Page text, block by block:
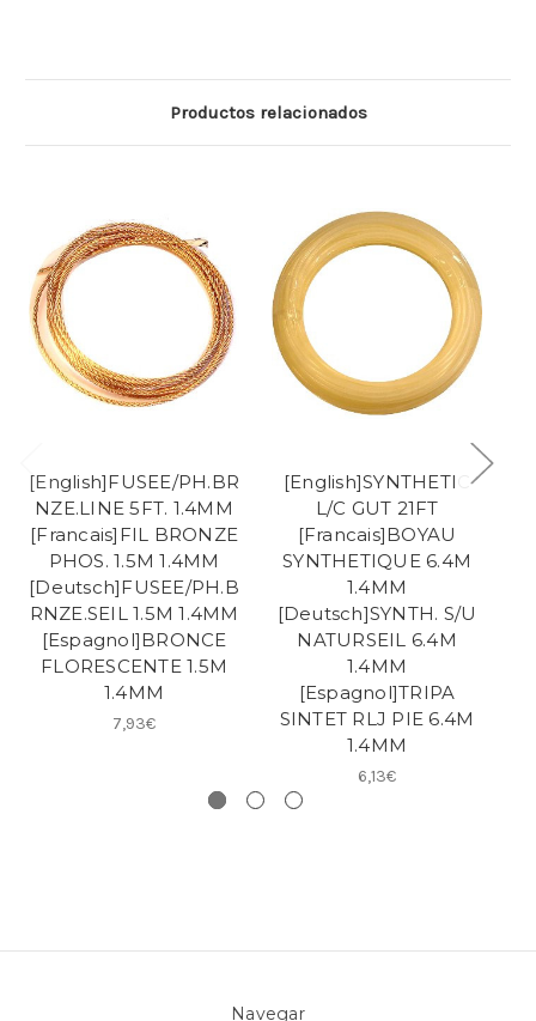
Productos relacionados
[English]FUSEE/PH.BR
NZE.LINE 5FT. 1.4MM
[Francais]FIL BRONZE
PHOS. 1.5M 1.4MM
[Deutsch]FUSEE/PH.B
RNZE.SEIL 1.5M 1.4MM
[Espagnol]BRONCE
FLORESCENTE 1.5M
1.4MM
7,93€
[English]SYNTHETIC
L/C GUT 21FT
[Francais]BOYAU
SYNTHETIQUE 6.4M
1.4MM
[Deutsch]SYNTH. S/U
NATURSEIL 6.4M
1.4MM
[Espagnol]TRIPA
SINTET RLJ PIE 6.4M
1.4MM
6,13€
Navegar